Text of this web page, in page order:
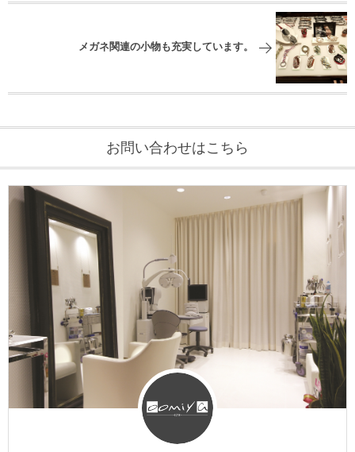
メガネ関連の小物も充実しています。
お問い合わせはこちら